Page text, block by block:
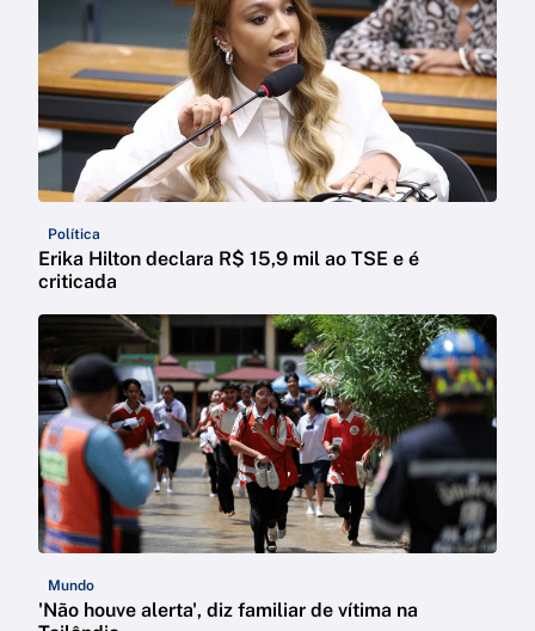
Política
Erika Hilton declara R$ 15,9 mil ao TSE e é
criticada
Mundo
'Não houve alerta', diz familiar de vítima na